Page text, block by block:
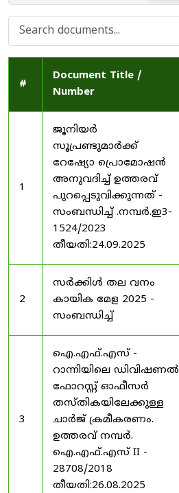
#
Document Title /
Number
1
ജൂനിയർ
സൂപ്രണ്ടുമാർക്ക്
റേഷ്യോ പ്രൊമോഷൻ
അനുവദിച്ച് ഉത്തരവ്
പുറപ്പെടുവിക്കുന്നത് -
സംബന്ധിച്ച് .നമ്പർ.ഇ3-
1524/2023
തീയതി:24.09.2025
2
സർക്കിൾ തല വനം
കായിക മേള 2025 -
സംബന്ധിച്ച്
3
ഐ.എഫ്.എസ് -
റാന്നിയിലെ ഡിവിഷണൽ
ഫോറസ്റ്റ് ഓഫീസർ
തസ്തികയിലേക്കുള്ള
ചാർജ് ക്രമീകരണം.
ഉത്തരവ് നമ്പർ.
ഐ.എഫ്.എസ് II -
28708/2018
തീയതി:26.08.2025